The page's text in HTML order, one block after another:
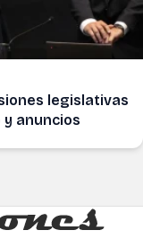
legislativas
anuncios